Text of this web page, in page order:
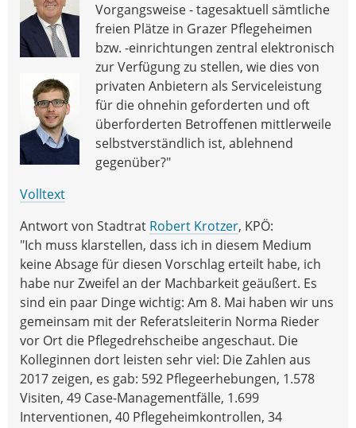
Vorgangsweise - tagesaktuell sämtliche
freien Plätze in Grazer Pflegeheimen
bzw. -einrichtungen zentral elektronisch
zur Verfügung zu stellen, wie dies von
privaten Anbietern als Serviceleistung
für die ohnehin geforderten und oft
überforderten Betroffenen mittlerweile
selbstverständlich ist, ablehnend
gegenüber?"
Volltext
Antwort von Stadtrat Robert Krotzer, KPÖ:
"Ich muss klarstellen, dass ich in diesem Medium
keine Absage für diesen Vorschlag erteilt habe, ich
habe nur Zweifel an der Machbarkeit geäußert. Es
sind ein paar Dinge wichtig: Am 8. Mai haben wir uns
gemeinsam mit der Referatsleiterin Norma Rieder
vor Ort die Pflegedrehscheibe angeschaut. Die
Kolleginnen dort leisten sehr viel: Die Zahlen aus
2017 zeigen, es gab: 592 Pflegeerhebungen, 1.578
Visiten, 49 Case-Managementfälle, 1.699
Interventionen, 40 Pflegeheimkontrollen, 34